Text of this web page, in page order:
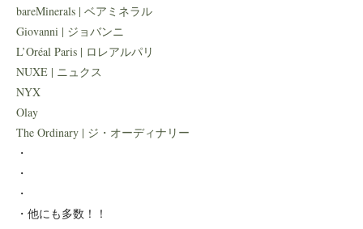
bareMinerals | ベアミネラル
Giovanni | ジョバンニ
L’Oréal Paris | ロレアルパリ
NUXE | ニュクス
NYX
Olay
The Ordinary | ジ・オーディナリー
・
・
・
・他にも多数！！